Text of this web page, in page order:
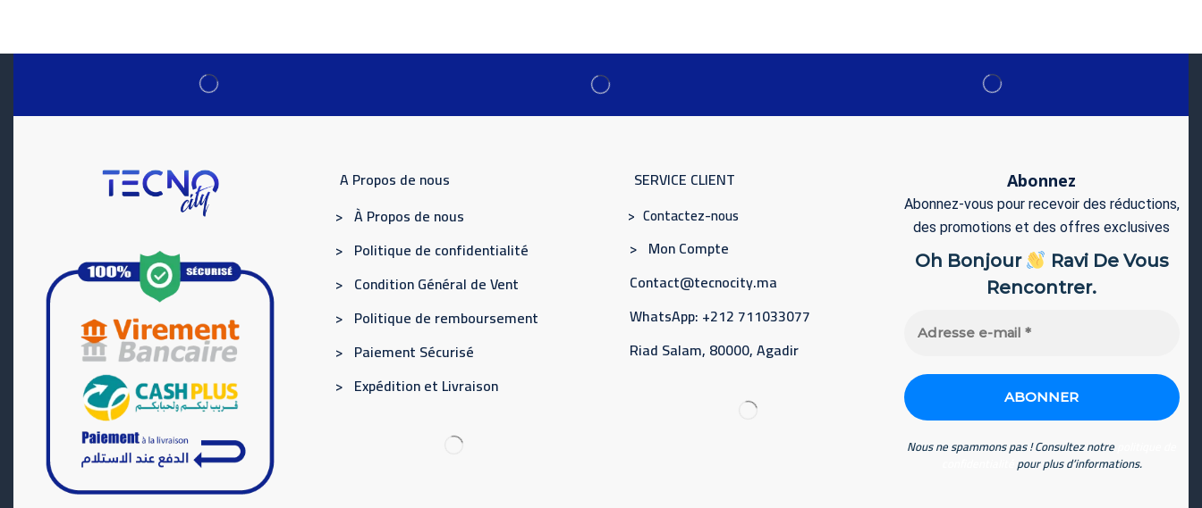
A Propos de nous
> À Propos de nous
> Politique de confidentialité
> Condition Général de Vent
> Politique de remboursement
> Paiement Sécurisé
> Expédition et Livraison
SERVICE CLIENT
> Contactez-nous
> Mon Compte
Contact@tecnocity.ma
WhatsApp: +212 711033077
Riad Salam, 80000, Agadir
Abonnez
Abonnez-vous pour recevoir des réductions,
des promotions et des offres exclusives
Oh Bonjour
Ravi De Vous
Rencontrer.
Nous ne spammons pas ! Consultez notre
pour plus d’informations.